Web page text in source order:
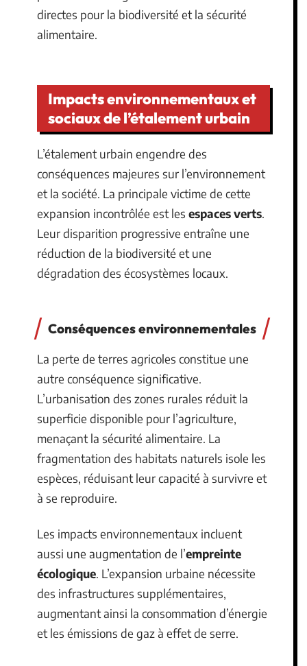
directes pour la biodiversité et la sécurité
alimentaire.
Impacts environnementaux et
sociaux de l’étalement urbain
L’étalement urbain engendre des
conséquences majeures sur l’environnement
et la société. La principale victime de cette
expansion incontrôlée est les espaces verts.
Leur disparition progressive entraîne une
réduction de la biodiversité et une
dégradation des écosystèmes locaux.
Conséquences environnementales
La perte de terres agricoles constitue une
autre conséquence significative.
L’urbanisation des zones rurales réduit la
superficie disponible pour l’agriculture,
menaçant la sécurité alimentaire. La
fragmentation des habitats naturels isole les
espèces, réduisant leur capacité à survivre et
à se reproduire.
Les impacts environnementaux incluent
aussi une augmentation de l’empreinte
écologique. L’expansion urbaine nécessite
des infrastructures supplémentaires,
augmentant ainsi la consommation d’énergie
et les émissions de gaz à effet de serre.